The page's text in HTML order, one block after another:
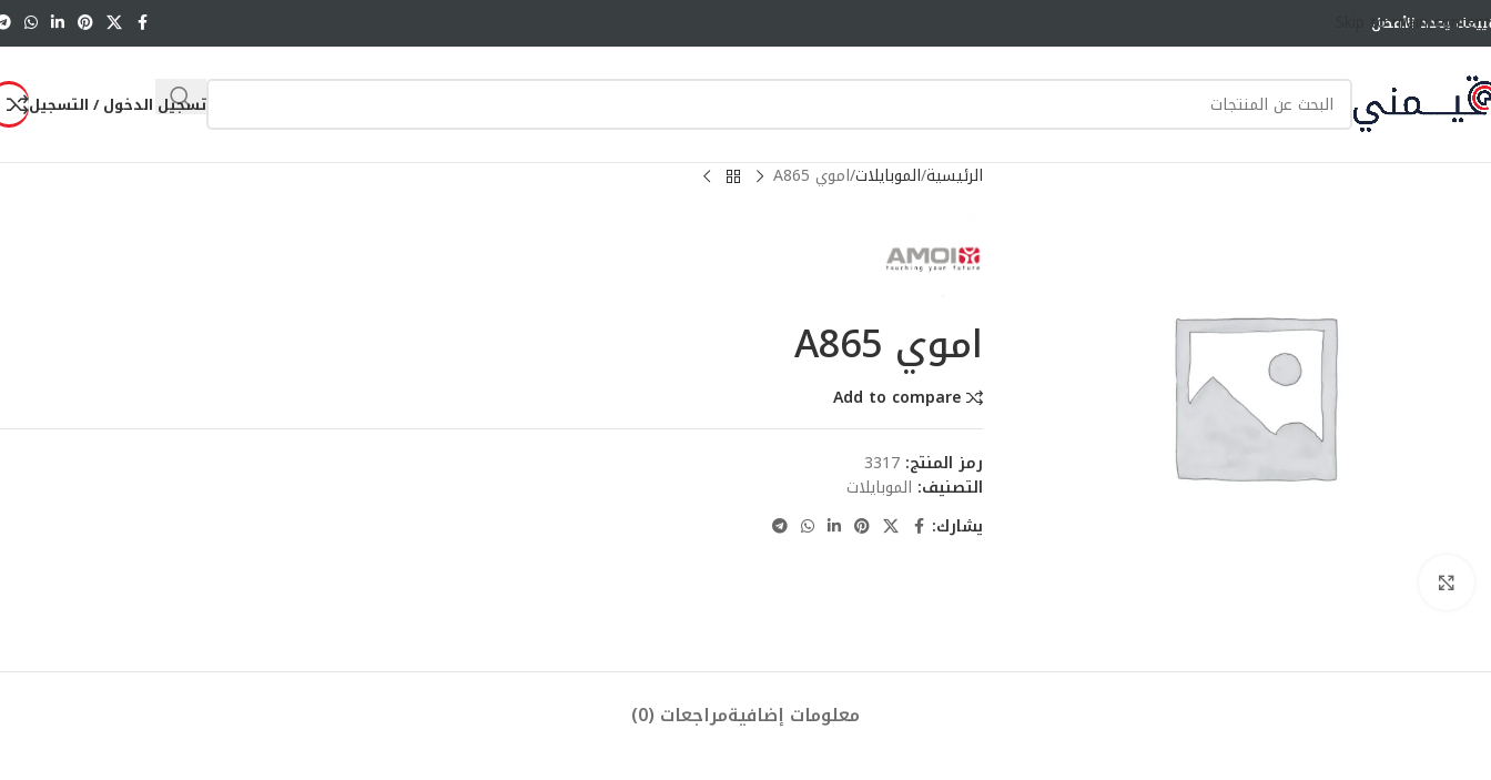
Skip to main content
يحدد الأفضل
تسجيل الدخول / التسجيل
الرئيسية الموبايلات اموي A865
اموي A865
Add to compare
رمز المنتج: 3317
التصنيف: الموبايلات
يشارك:
معلومات إضافيةمراجعات (0)